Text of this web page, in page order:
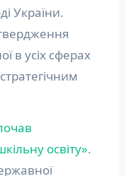
України.
в усіх сферах
освіту».